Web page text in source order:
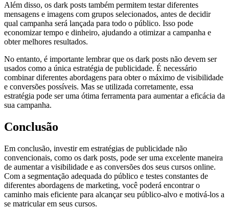
Além disso, os dark posts também permitem testar diferentes
mensagens e imagens com grupos selecionados, antes de decidir
qual campanha será lançada para todo o público. Isso pode
economizar tempo e dinheiro, ajudando a otimizar a campanha e
obter melhores resultados.
No entanto, é importante lembrar que os dark posts não devem ser
usados como a única estratégia de publicidade. É necessário
combinar diferentes abordagens para obter o máximo de visibilidade
e conversões possíveis. Mas se utilizada corretamente, essa
estratégia pode ser uma ótima ferramenta para aumentar a eficácia da
sua campanha.
Conclusão
Em conclusão, investir em estratégias de publicidade não
convencionais, como os dark posts, pode ser uma excelente maneira
de aumentar a visibilidade e as conversões dos seus cursos online.
Com a segmentação adequada do público e testes constantes de
diferentes abordagens de marketing, você poderá encontrar o
caminho mais eficiente para alcançar seu público-alvo e motivá-los a
se matricular em seus cursos.